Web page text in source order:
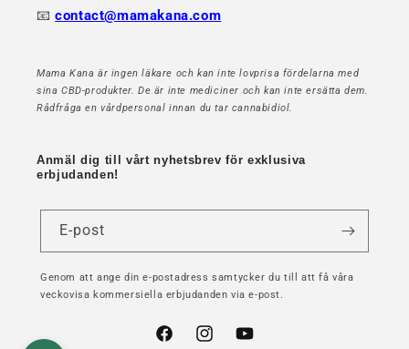
📧contact@mamakana.com
Mama Kana är ingen läkare och kan inte lovprisa fördelarna med
sina CBD-produkter. De är inte mediciner och kan inte ersätta dem.
Rådfråga en vårdpersonal innan du tar cannabidiol.
Anmäl dig till vårt nyhetsbrev för exklusiva
erbjudanden!
E-post
Genom att ange din e-postadress samtycker du till att få våra
veckovisa kommersiella erbjudanden via e-post.
FacebookInstagramYouTube